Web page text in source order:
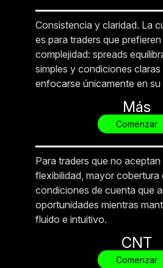
Consistencia y claridad. La
es para traders que
complejidad: spreads
simples y condiciones
enfocarse únicamente en su
Más
Comenzar
Para traders que no aceptan
flexibilidad, mayor cobertura
condiciones de cuenta que
oportunidades mientras
fluido e intuitivo.
CNT
Comenzar